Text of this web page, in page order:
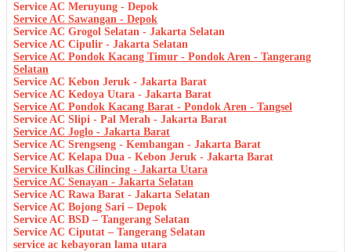
Service AC Meruyung - Depok
Service AC Sawangan - Depok
Service AC Grogol Selatan - Jakarta Selatan
Service AC Cipulir - Jakarta Selatan
Service AC Pondok Kacang Timur - Pondok Aren - Tangerang
Selatan
Service AC Kebon Jeruk - Jakarta Barat
Service AC Kedoya Utara - Jakarta Barat
Service AC Pondok Kacang Barat - Pondok Aren - Tangsel
Service AC Slipi - Pal Merah - Jakarta Barat
Service AC Joglo - Jakarta Barat
Service AC Srengseng - Kembangan - Jakarta Barat
Service AC Kelapa Dua - Kebon Jeruk - Jakarta Barat
Service Kulkas Cilincing - Jakarta Utara
Service AC Senayan - Jakarta Selatan
Service AC Rawa Barat - Jakarta Selatan
Service AC Bojong Sari – Depok
Service AC BSD – Tangerang Selatan
Service AC Ciputat – Tangerang Selatan
service ac kebayoran lama utara